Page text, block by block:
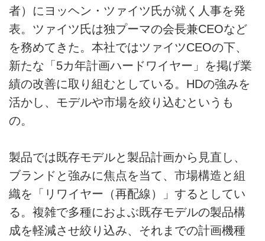
者）にヨッヘン・ツァイツ氏が就く人事を発
表。ツァイツ氏は独プーマの会長兼CEOなど
を務めてきた。本社ではツァイツCEOの下、
新たな「5カ年計画ハードワイヤー」を掲げ業
績の改善に取り組むとしている。HDの強みを
活かし、モデルや市場を絞り込むというも
の。
製品では既存モデルと製品計画から見直し、
ブランドと強みに焦点を当て、市場構造と組
織を「リワイヤー（再配線）」するとしてい
る。複雑で多種におよぶ既存モデルの製品構
成を軽減させ絞り込み、それまでの計画機種